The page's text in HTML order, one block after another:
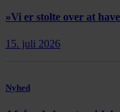
»Vi er stolte over at
15. juli 2026
Nyhed